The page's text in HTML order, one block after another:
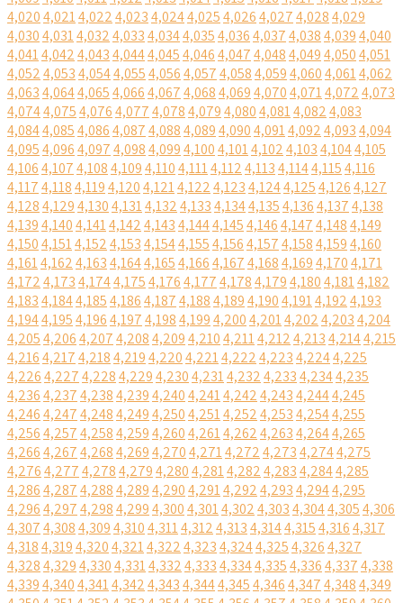
4,0204,0214,0224,0234,0244,0254,0264,0274,0284,029
4,0304,0314,0324,0334,0344,0354,0364,0374,0384,0394,040
4,0414,0424,0434,0444,0454,0464,0474,0484,0494,0504,051
4,0524,0534,0544,0554,0564,0574,0584,0594,0604,0614,062
4,0634,0644,0654,0664,0674,0684,0694,0704,0714,0724,073
4,0744,0754,0764,0774,0784,0794,0804,0814,0824,083
4,0844,0854,0864,0874,0884,0894,0904,0914,0924,0934,094
4,0954,0964,0974,0984,0994,1004,1014,1024,1034,1044,105
4,1064,1074,1084,1094,1104,1114,1124,1134,1144,1154,116
4,1174,1184,1194,1204,1214,1224,1234,1244,1254,1264,127
4,1284,1294,1304,1314,1324,1334,1344,1354,1364,1374,138
4,1394,1404,1414,1424,1434,1444,1454,1464,1474,1484,149
4,1504,1514,1524,1534,1544,1554,1564,1574,1584,1594,160
4,1614,1624,1634,1644,1654,1664,1674,1684,1694,1704,171
4,1724,1734,1744,1754,1764,1774,1784,1794,1804,1814,182
4,1834,1844,1854,1864,1874,1884,1894,1904,1914,1924,193
4,1944,1954,1964,1974,1984,1994,2004,2014,2024,2034,204
4,2054,2064,2074,2084,2094,2104,2114,2124,2134,2144,215
4,2164,2174,2184,2194,2204,2214,2224,2234,2244,225
4,2264,2274,2284,2294,2304,2314,2324,2334,2344,235
4,2364,2374,2384,2394,2404,2414,2424,2434,2444,245
4,2464,2474,2484,2494,2504,2514,2524,2534,2544,255
4,2564,2574,2584,2594,2604,2614,2624,2634,2644,265
4,2664,2674,2684,2694,2704,2714,2724,2734,2744,275
4,2764,2774,2784,2794,2804,2814,2824,2834,2844,285
4,2864,2874,2884,2894,2904,2914,2924,2934,2944,295
4,2964,2974,2984,2994,3004,3014,3024,3034,3044,3054,306
4,3074,3084,3094,3104,3114,3124,3134,3144,3154,3164,317
4,3184,3194,3204,3214,3224,3234,3244,3254,3264,327
4,3284,3294,3304,3314,3324,3334,3344,3354,3364,3374,338
4,3394,3404,3414,3424,3434,3444,3454,3464,3474,3484,349